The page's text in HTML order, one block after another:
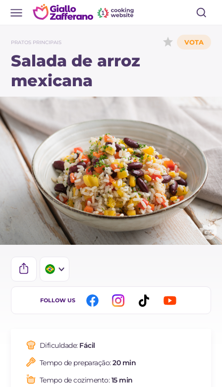
PRATOS PRINCIPAIS
Salada de arroz
mexicana
IT
ES
FR
NL
FOLLOW US
Dificuldade: Fácil
Tempo de preparação:20 min
Tempo de cozimento:15 min